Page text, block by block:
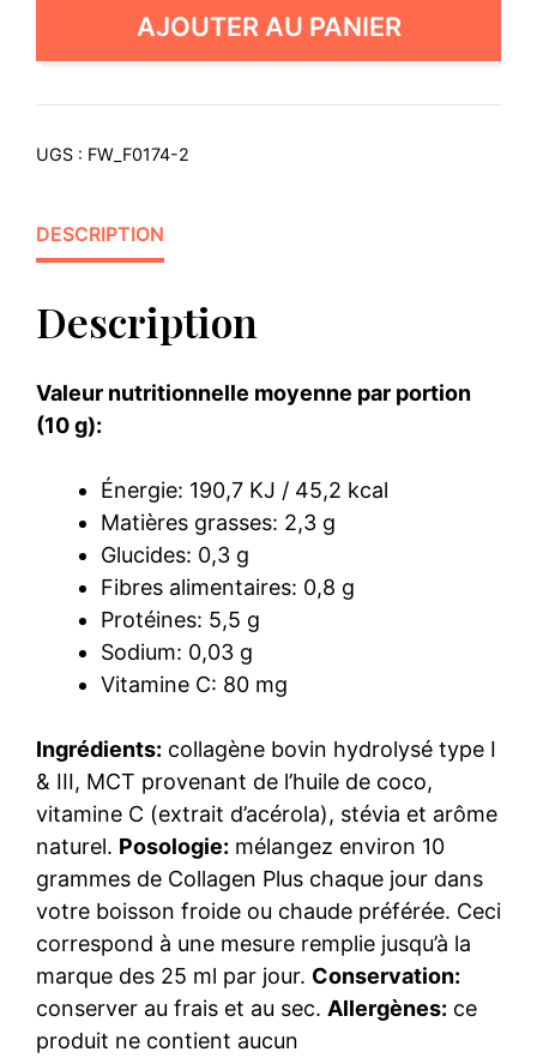
6x
AJOUTER AU PANIER
UGS : FW_F0174-2
DESCRIPTION
Description
Valeur nutritionnelle moyenne par portion
(10 g):
Énergie: 190,7 KJ / 45,2 kcal
Matières grasses: 2,3 g
Glucides: 0,3 g
Fibres alimentaires: 0,8 g
Protéines: 5,5 g
Sodium: 0,03 g
Vitamine C: 80 mg
Ingrédients: collagène bovin hydrolysé type I
& III, MCT provenant de l’huile de coco,
vitamine C (extrait d’acérola), stévia et arôme
naturel. Posologie: mélangez environ 10
grammes de Collagen Plus chaque jour dans
votre boisson froide ou chaude préférée. Ceci
correspond à une mesure remplie jusqu’à la
marque des 25 ml par jour. Conservation:
conserver au frais et au sec. Allergènes: ce
produit ne contient aucun